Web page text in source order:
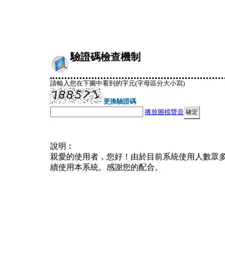
驗證碼檢查機制
請輸入您在下圖中看到的字元(字母區分大小寫)
更換驗證碼
播放圖檔聲音
說明︰
親愛的使用者，您好！由於目前系統使用人數眾
續使用本系統。感謝您的配合。